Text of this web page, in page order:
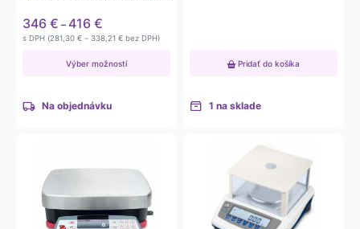
346 € – 416 €
range:
through
s DPH (281,30 € – 338,21 €Price
281,30 €
bez DPH)
Výber možností
Na objednávku
Pridať do košíka
1 na sklade
produkt
viacero
variantov.
viacero
variantov.